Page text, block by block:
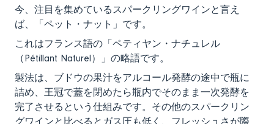
今、注目を集めているスパークリングワインと言え
ば、「ペット・ナット」です。
これはフランス語の「ペティヤン・ナチュレル
（Pétillant Naturel）」の略語です。
製法は、ブドウの果汁をアルコール発酵の途中で瓶に
詰め、王冠で蓋を閉めたら瓶内でそのまま一次発酵を
完了させるという仕組みです。その他のスパークリン
グワインと比べるとガス圧も低く、フレッシュさが際